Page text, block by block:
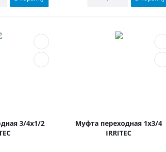
3/4x1/2
Муфта переходная 1x3/4
IRRITEC